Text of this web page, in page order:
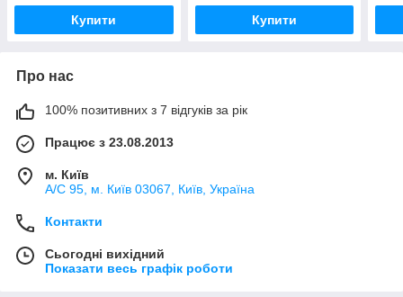
Купити Купити
Про нас
100% позитивних з 7 відгуків за рік
Працює з 23.08.2013
м. Київ
А/С 95, м. Київ 03067, Київ, Україна
Контакти
Сьогодні вихідний
Показати весь графік роботи